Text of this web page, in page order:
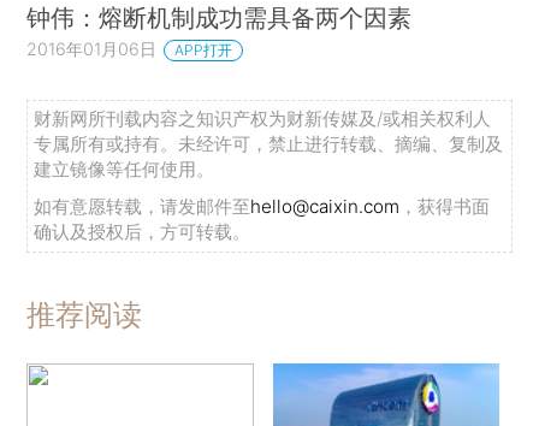
钟伟：熔断机制成功需具备两个因素
2016年01月06日 APP打开
财新网所刊载内容之知识产权为财新传媒及/或相关权利人
专属所有或持有。未经许可，禁止进行转载、摘编、复制及
建立镜像等任何使用。
如有意愿转载，请发邮件至hello@caixin.com ，获得书面
确认及授权后，方可转载。
推荐阅读